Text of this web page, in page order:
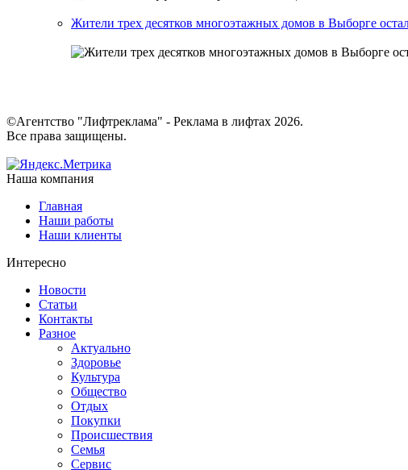
Жители трех десятков многоэтажных домов в Выборге
©Агентство "Лифтреклама" - Реклама в лифтах 2026.
Все права защищены.
Наша компания
Главная
Наши работы
Наши клиенты
Интересно
Новости
Статьи
Контакты
Разное
Актуально
Здоровье
Культура
Общество
Отдых
Покупки
Происшествия
Семья
Сервис